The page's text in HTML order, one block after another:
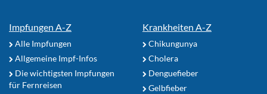
Impfungen A-Z
Alle Impfungen
Allgemeine Impf-Infos
Die wichtigsten Impfungen
für Fernreisen
Krankheiten A-Z
Chikungunya
Cholera
Denguefieber
Gelbfieber